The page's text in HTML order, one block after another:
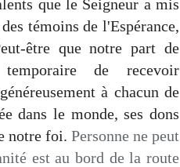
que le Seigneur a mis
témoins de l'Espérance,
être que notre part de
de recevoir
à chacun de
dans le monde, ses dons
notre foi. Personne ne peut
est au bord de la route